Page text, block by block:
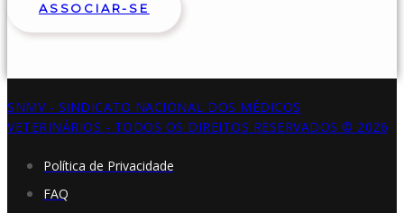
ASSOCIAR-SE
SNMV - SINDICATO NACIONAL DOS MÉDICOS
VETERINÁRIOS - TODOS OS DIREITOS RESERVADOS © 2026
Política de Privacidade
FAQ